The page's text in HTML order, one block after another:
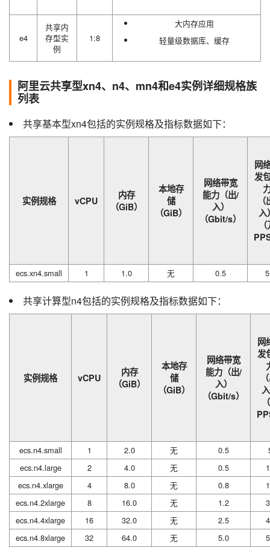
e4
共享内
存型实
例
1:8
大内存应用
轻量级数据库、缓存
阿里云共享型xn4、n4、mn4和e4实例详细规格族
列表
共享基本型xn4包括的实例规格及指标数据如下：
实例规格 vCPU
内存
（GiB）
本地存
储
（GiB）
网络带宽
能力（出/
入）
（Gbit/s）
网
发
入
ecs.xn4.small 1 1.0 无 0.5 5
共享计算型n4包括的实例规格及指标数据如下：
实例规格 vCPU
内存
（GiB）
本地存
储
（GiB）
网络带宽
能力（出/
入）
（Gbit/s）
网
发
ecs.n4.small 1 2.0 无 0.5
ecs.n4.large
2 4.0 无 0.5
ecs.n4.xlarge
4 8.0 无 0.8
ecs.n4.2xlarge
8 16.0 无 1.2
ecs.n4.4xlarge
16 32.0 无 2.5
ecs.n4.8xlarge
32 64.0 无 5.0